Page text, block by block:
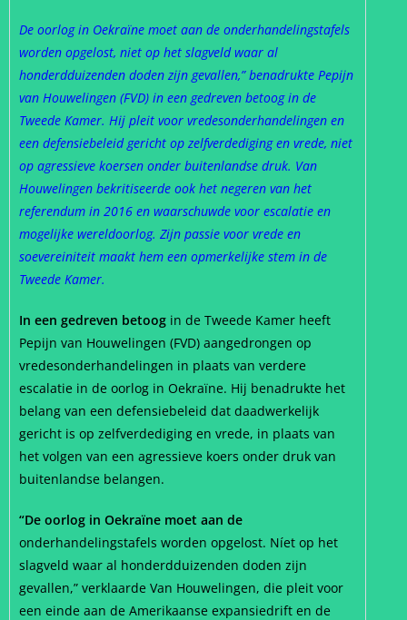
De oorlog in Oekraïne moet aan de onderhandelingstafels
worden opgelost, niet op het slagveld waar al
honderdduizenden doden zijn gevallen,” benadrukte Pepijn
van Houwelingen (FVD) in een gedreven betoog in de
Tweede Kamer. Hij pleit voor vredesonderhandelingen en
een defensiebeleid gericht op zelfverdediging en vrede, niet
op agressieve koersen onder buitenlandse druk. Van
Houwelingen bekritiseerde ook het negeren van het
referendum in 2016 en waarschuwde voor escalatie en
mogelijke wereldoorlog. Zijn passie voor vrede en
soevereiniteit maakt hem een opmerkelijke stem in de
Tweede Kamer.
In een gedreven betoog in de Tweede Kamer heeft
Pepijn van Houwelingen (FVD) aangedrongen op
vredesonderhandelingen in plaats van verdere
escalatie in de oorlog in Oekraïne. Hij benadrukte het
belang van een defensiebeleid dat daadwerkelijk
gericht is op zelfverdediging en vrede, in plaats van
het volgen van een agressieve koers onder druk van
buitenlandse belangen.
“De oorlog in Oekraïne moet aan de
onderhandelingstafels worden opgelost. Níet op het
slagveld waar al honderdduizenden doden zijn
gevallen,” verklaarde Van Houwelingen, die pleit voor
een einde aan de Amerikaanse expansiedrift en de